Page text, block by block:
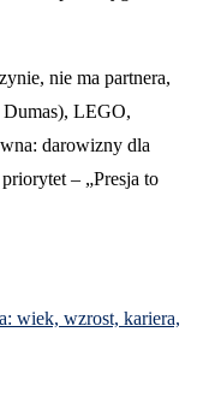
nie ma partnera,
Dumas), LEGO,
darowizny dla
– „Presja to
wiek, wzrost, kariera,